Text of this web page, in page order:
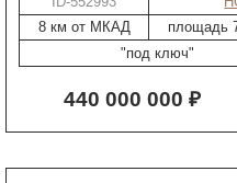
8 км от МКАД
площадь
"под ключ"
440 000 000 ₽